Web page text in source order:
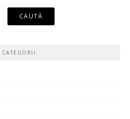
CATEGORII